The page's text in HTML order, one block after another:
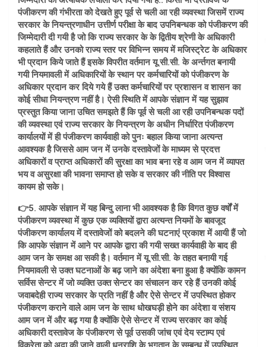
पंजीकरण की गंभीरता को देखते हुए पूर्व से चली आ रही व्यवस्था जिसमें राज्य
सरकार के नियन्त्रणाधीन उत्तीर्ण परीक्षा के बाद उपनिबन्धक को पंजीकरण की
जिम्मेदारी दी गयी है जो कि राज्य सरकार के के द्वितीय श्रेणी के अधिकारी
कहलाते हैं और उनको राज्य स्तर पर विभिन्न समय में मजिस्ट्रेट के अधिकार
भी प्रदान किये जाते हैं इसके विपरीत वर्तमान यू.सी.सी. के अर्न्तगत बनायी
गयी नियमावली में अधिकारियों के स्थान पर कर्मचारियों को पंजीकरण के
अधिकार प्रदान कर दिये गये हैं उक्त कर्मचारियों पर प्रशासन व शासन का
कोई सीधा नियन्त्रण नहीं है। ऐसी स्थिति में आपके संज्ञान में यह सुझाव
प्रस्तुत किया जाना उचित समझते हैं कि पूर्व से चली आ रही उपनिबन्धक पदों
की व्यवस्था एवं राज्य सरकार के नियन्त्रण के अधीन निर्धारित पंजीकरण
कार्यालयों में ही पंजीकरण कार्यवाही को पुनः बहाल किया जाना अत्यन्त
आवश्यक है जिससे आम जन में उनके दस्तावेजों के माध्यम से प्रदत्त
अधिकारों व प्राप्त अधिकारों की सुरक्षा का भाव बना रहे व आम जन में व्यापत
भय व असुरक्षा की भावना समाप्त हो सके व सरकार की नीति पर विश्वास
कायम हो सके।
👉5. आपके संज्ञान में यह बिन्दु लाना भी आवश्यक है कि विगत कुछ वर्षों में
पंजीकरण व्यवस्था में कुछ एक व्यक्तियों द्वारा अत्यन्त नियमों के बावजूद
पंजीकरण कार्यालय में दस्तावेजों को बदलने की घटनाएं प्रकाश में आयी हैं जो
कि आपके संज्ञान में आने पर आपके द्वारा की गयी सख्त कार्यवाही के बाद ही
आम जन के समक्ष आ सकी है। वर्तमान में यू.सी.सी. के तहत बनायी गई
नियमावली से उक्त घटनाओं के बढ़ जाने का अंदेशा बना हुआ है क्योंकि कामन
सर्विस सेन्टर में जो व्यक्ति उक्त सेन्टर का संचालन कर रहे हैं उनकी कोई
जवाबदेही राज्य सरकार के प्रति नहीं है और ऐसे सेन्टर में उपस्थित होकर
पंजीकरण कराने वाले आम जन के साथ धोखघड़ी होने का अंदेशा व संशय
आम जन में और बढ़ गया है क्योंकि ऐसे सेन्टर में राज्य सरकार का कोई
अधिकारी दस्तावेज के पंजीकरण से पूर्व उसकी जांच एवं देय स्टाम्प एवं